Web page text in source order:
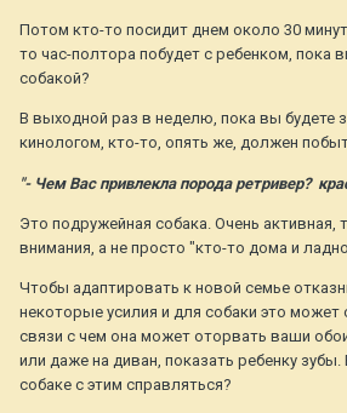
Потом кто-то посидит днем около 30
то час-полтора побудет с ребенком, пока
собакой?
В выходной раз в неделю, пока вы будете
кинологом, кто-то, опять же, должен
"- Чем Вас привлекла порода ретривер?
Это подружейная собака. Очень активная,
внимания, а не просто "кто-то дома и
Чтобы адаптировать к новой семье
некоторые усилия и для собаки это может
связи с чем она может оторвать ваши
или даже на диван, показать ребенку
собаке с этим справляться?